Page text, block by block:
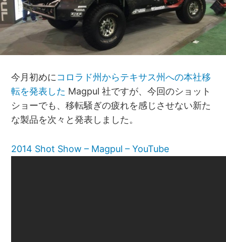
今月初めにコロラド州からテキサス州への本社移
転を発表した Magpul 社ですが、今回のショット
ショーでも、移転騒ぎの疲れを感じさせない新た
な製品を次々と発表しました。
2014 Shot Show – Magpul – YouTube